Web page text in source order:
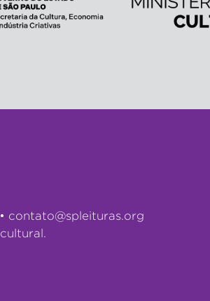
contato@spleituras.org